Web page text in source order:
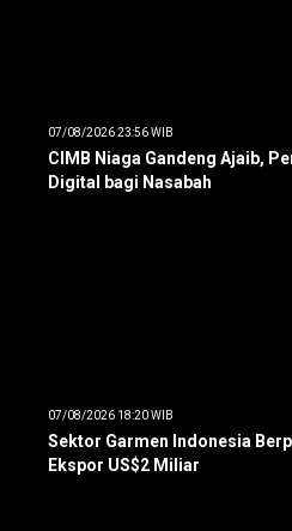
07/08/2026 23:56 WIB
CIMB Niaga Gandeng Ajaib,
Digital bagi Nasabah
07/08/2026 18:20 WIB
Sektor Garmen Indonesia
Ekspor US$2 Miliar